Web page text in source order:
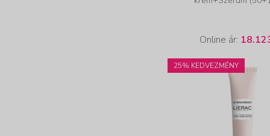
Online ár:
25% KEDVEZMÉNY